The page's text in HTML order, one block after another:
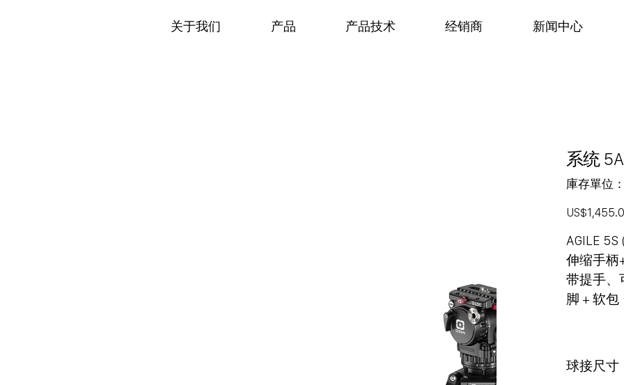
关于我们 产品 产品技术 经销商 新闻中心
系统
庫存單位：
價
格
AGILE
伸缩手柄
带提手、
脚 + 软包
球接尺寸